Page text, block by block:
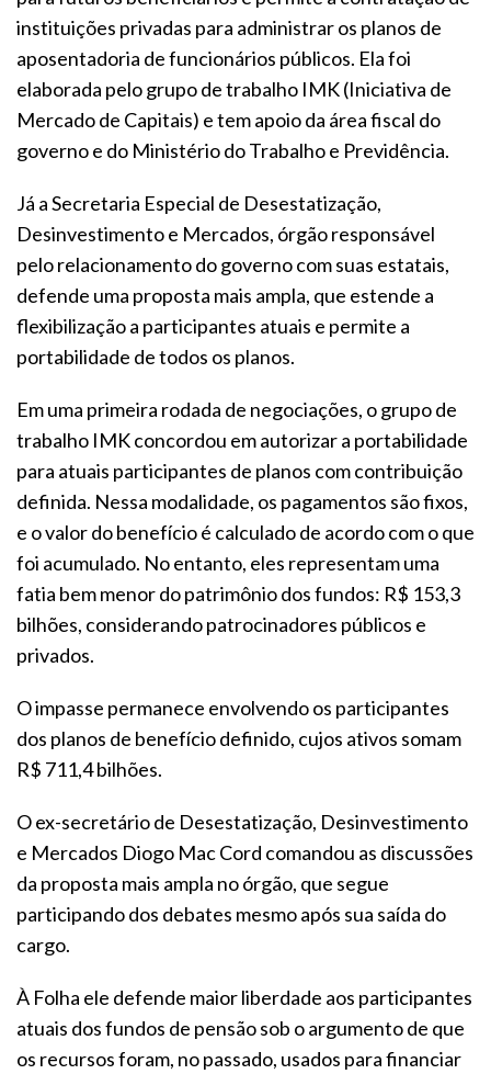
instituições privadas para administrar os planos de
aposentadoria de funcionários públicos. Ela foi
elaborada pelo grupo de trabalho IMK (Iniciativa de
Mercado de Capitais) e tem apoio da área fiscal do
governo e do Ministério do Trabalho e Previdência.
Já a Secretaria Especial de Desestatização,
Desinvestimento e Mercados, órgão responsável
pelo relacionamento do governo com suas estatais,
defende uma proposta mais ampla, que estende a
flexibilização a participantes atuais e permite a
portabilidade de todos os planos.
Em uma primeira rodada de negociações, o grupo de
trabalho IMK concordou em autorizar a portabilidade
para atuais participantes de planos com contribuição
definida. Nessa modalidade, os pagamentos são fixos,
e o valor do benefício é calculado de acordo com o que
foi acumulado. No entanto, eles representam uma
fatia bem menor do patrimônio dos fundos: R$ 153,3
bilhões, considerando patrocinadores públicos e
privados.
O impasse permanece envolvendo os participantes
dos planos de benefício definido, cujos ativos somam
R$ 711,4 bilhões.
O ex-secretário de Desestatização, Desinvestimento
e Mercados Diogo Mac Cord comandou as discussões
da proposta mais ampla no órgão, que segue
participando dos debates mesmo após sua saída do
cargo.
À Folha ele defende maior liberdade aos participantes
atuais dos fundos de pensão sob o argumento de que
os recursos foram, no passado, usados para financiar